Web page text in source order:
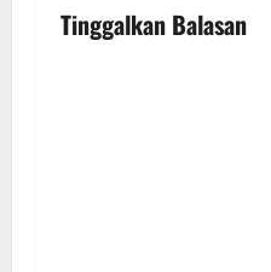
i
Tinggalkan Balasan